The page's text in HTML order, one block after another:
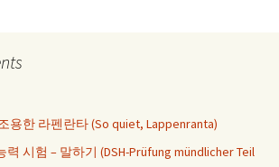
용한 라펜란타 (So quiet, Lappenranta)
력 시험 – 말하기 (DSH-Prüfung mündlicher Teil